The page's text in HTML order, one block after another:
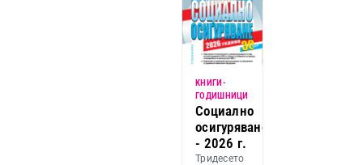
KНИГИ-
ГОДИШНИЦИ
Социално
осигуряване
- 2026 г.
Тридесето